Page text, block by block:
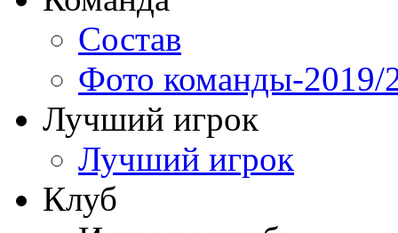
Состав
Фото команды-2019/
Лучший игрок
Лучший игрок
Клуб